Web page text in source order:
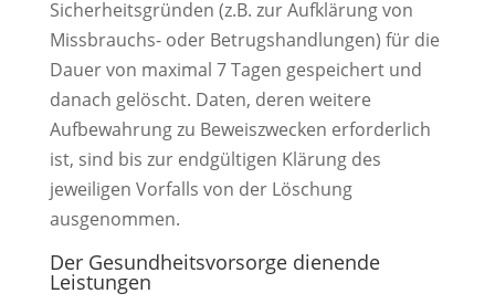
Sicherheitsgründen (z.B. zur Aufklärung von
Missbrauchs- oder Betrugshandlungen) für die
Dauer von maximal 7 Tagen gespeichert und
danach gelöscht. Daten, deren weitere
Aufbewahrung zu Beweiszwecken erforderlich
ist, sind bis zur endgültigen Klärung des
jeweiligen Vorfalls von der Löschung
ausgenommen.
Der Gesundheitsvorsorge dienende
Leistungen